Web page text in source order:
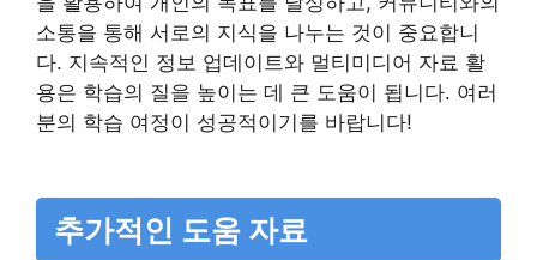
소통을 통해 서로의 지식을 나누는 것이 중요합니
다. 지속적인 정보 업데이트와 멀티미디어 자료 활
용은 학습의 질을 높이는 데 큰 도움이 됩니다. 여러
분의 학습 여정이 성공적이기를 바랍니다!
추가적인 도움 자료